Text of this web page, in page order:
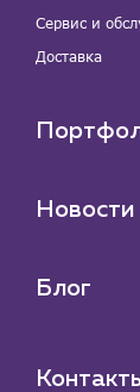
Сервис и
Доставка
Новости
Блог